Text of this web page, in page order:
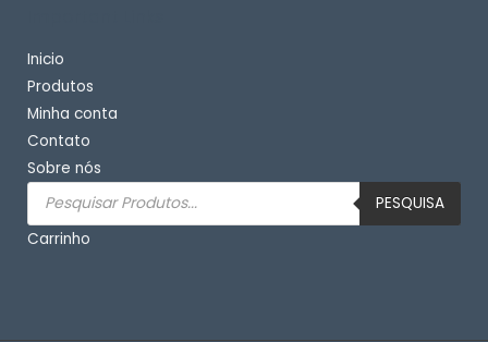
Inicio
Produtos
Minha conta
Contato
Sobre nós
Pesquisar
produtos
PESQUISA
Carrinho